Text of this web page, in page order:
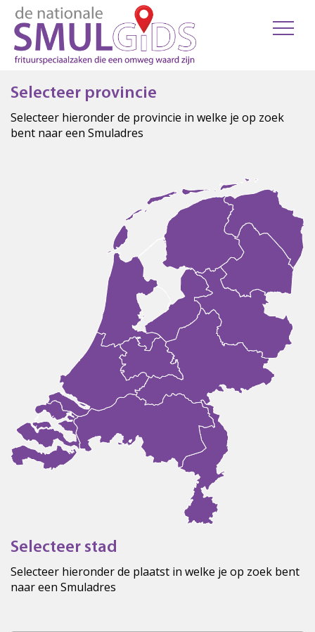
Selecteer provincie
Selecteer hieronder de provincie in welke je op zoek
bent naar een Smuladres
Selecteer stad
Selecteer hieronder de plaatst in welke je op zoek bent
naar een Smuladres